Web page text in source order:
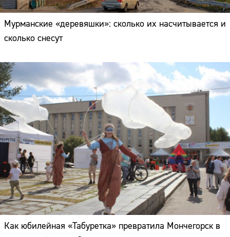
Мурманские «деревяшки»: сколько их насчитывается и
сколько снесут
Как юбилейная «Табуретка» превратила Мончегорск в